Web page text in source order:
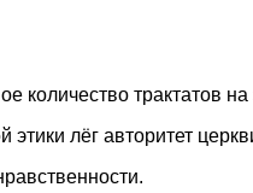
количество трактатов на
лёг авторитет